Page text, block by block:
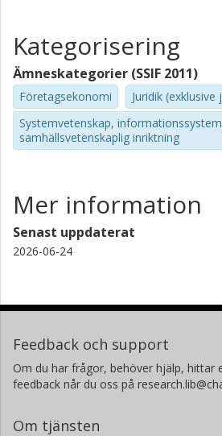
Kategorisering
Ämneskategorier (SSIF 2011)
Företagsekonomi
Juridik
Systemvetenskap,
samhällsvetenskaplig inriktning
Mer information
Senast uppdaterat
2026-06-24
Feedback och support
Om du har frågor, behöver hjälp, hittar
feedback når du oss på
Om tjänsten